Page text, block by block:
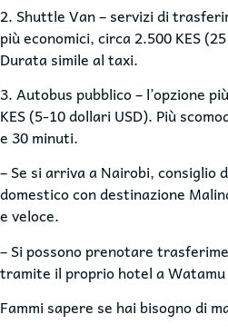
2. Shuttle Van – servizi di
più economici, circa 2.500 KES
Durata simile al taxi.
3. Autobus pubblico – l’opzione
KES (5-10 dollari USD). Più
e 30 minuti.
– Se si arriva a Nairobi, consiglio
domestico con destinazione
e veloce.
– Si possono prenotare
tramite il proprio hotel a
Fammi sapere se hai bisogno di